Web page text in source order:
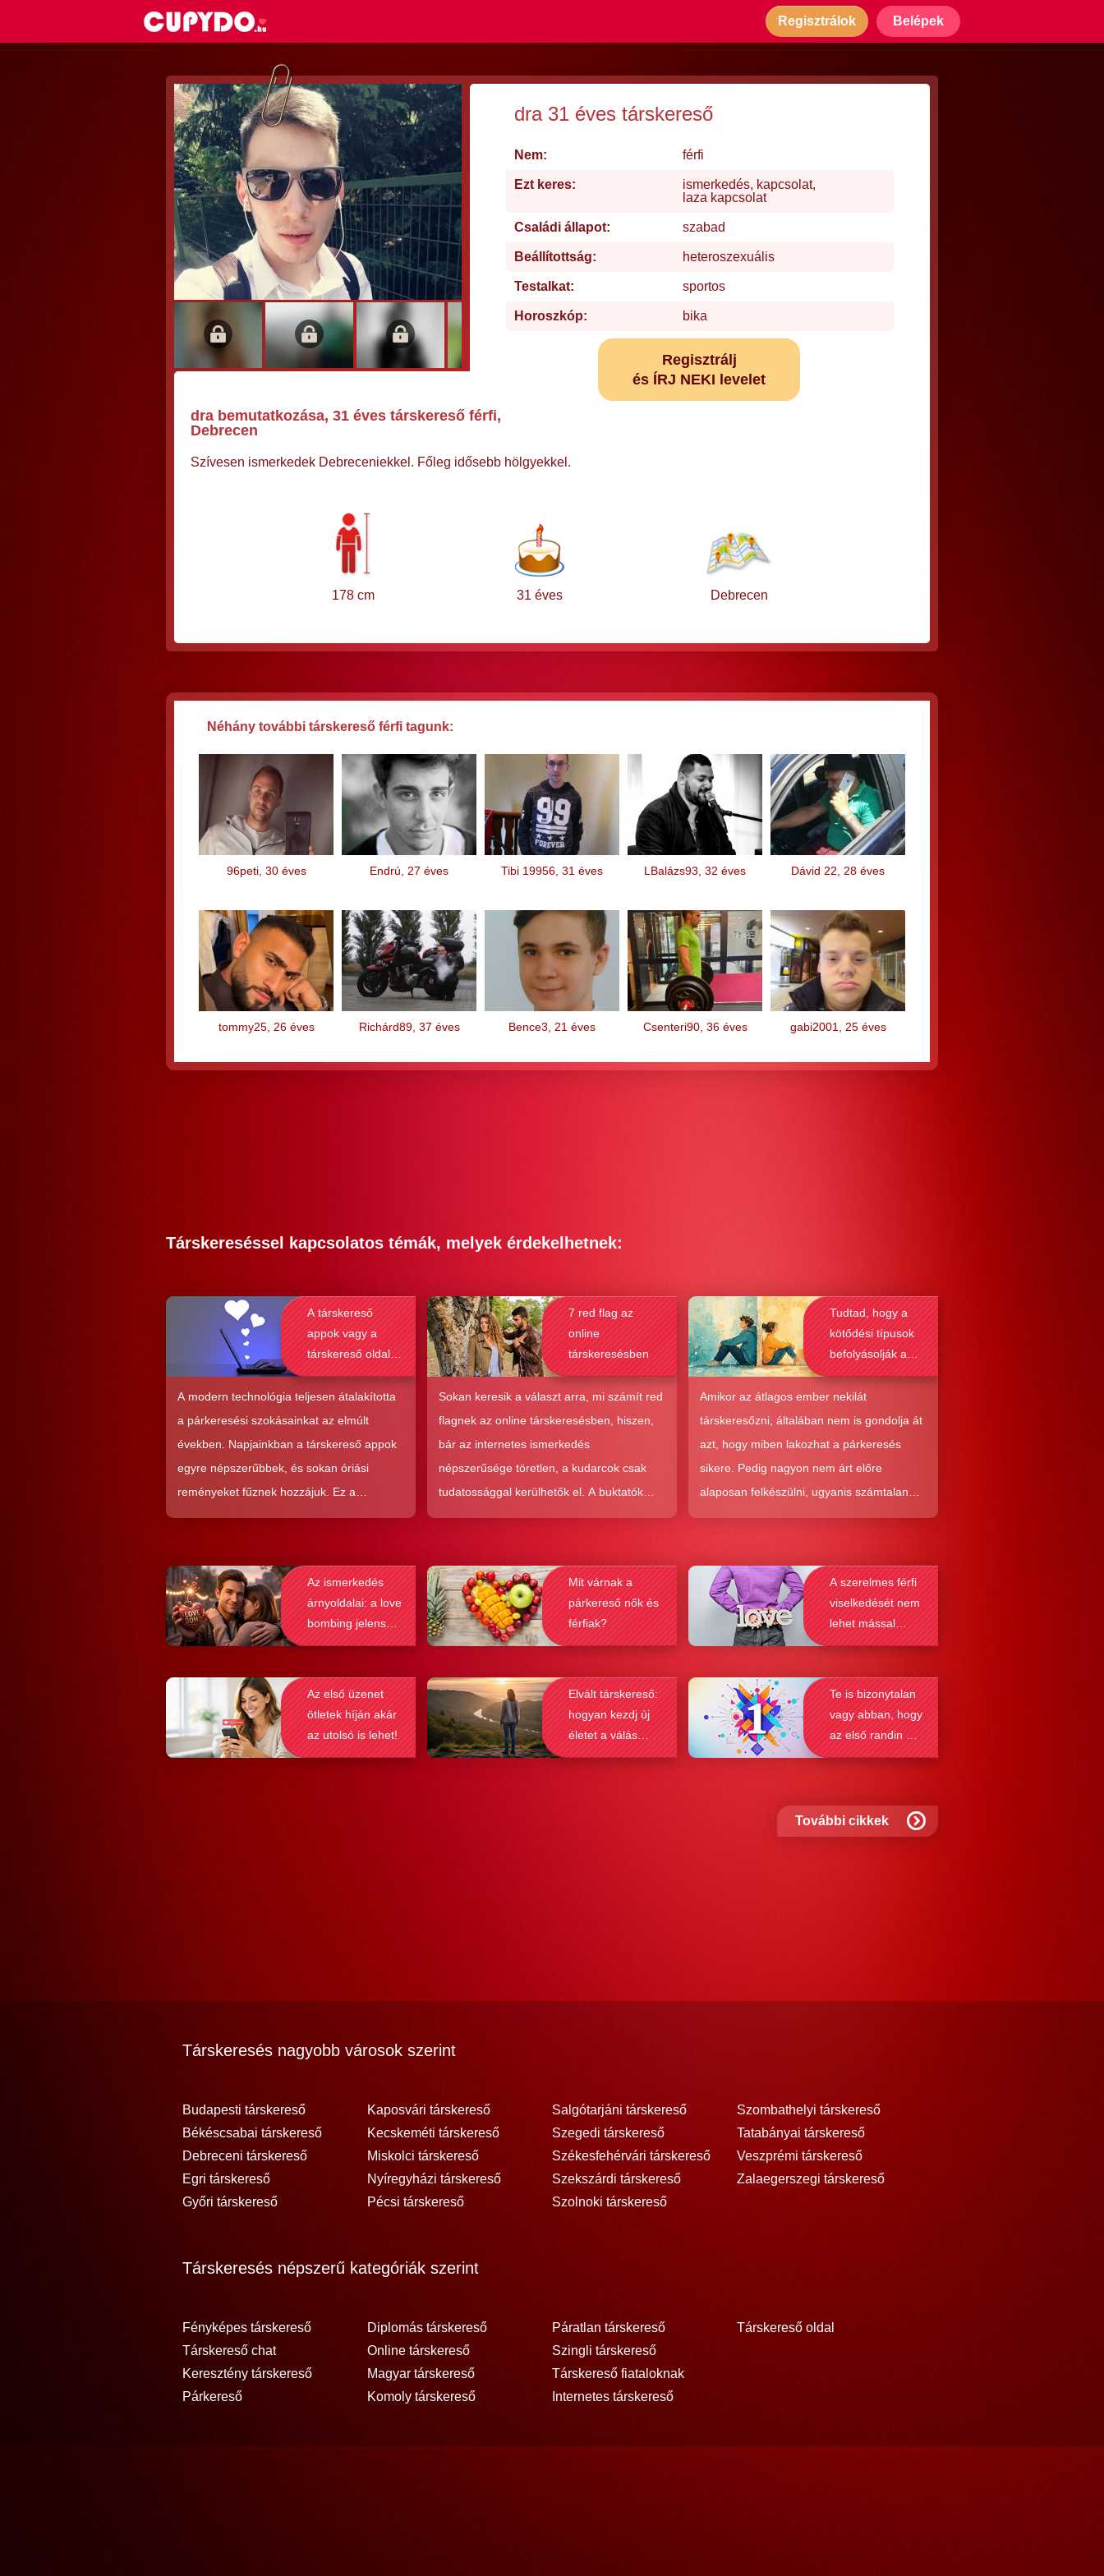
Regisztrálok Belépek
dra 31 éves társkereső
Nem: férfi
Ezt keres:
ismerkedés, kapcsolat,
laza kapcsolat
Családi állapot: szabad
Beállítottság: heteroszexuális
Testalkat: sportos
Horoszkóp: bika
Regisztrálj
és ÍRJ NEKI levelet
dra bemutatkozása, 31 éves társkereső férfi,
Debrecen
Szívesen ismerkedek Debreceniekkel. Főleg idősebb hölgyekkel.
178 cm 31 éves Debrecen
Néhány további társkereső férfi tagunk:
96peti, 30 éves Endrú, 27 éves Tibi 19956, 31 éves LBalázs93, 32 éves Dávid 22, 28 éves
tommy25, 26 éves Richárd89, 37 éves Bence3, 21 éves Csenteri90, 36 éves gabi2001, 25 éves
Társkereséssel kapcsolatos témák, melyek érdekelhetnek:
A társkereső
appok vagy a
társkereső oldalak
alkalmasabbak a
komoly kapcsolat
kialakításához?
A modern technológia teljesen átalakította
a párkeresési szokásainkat az elmúlt
években. Napjainkban a társkereső appok
egyre népszerűbbek, és sokan óriási
reményeket fűznek hozzájuk. Ez a
közkedveltség egyáltalán nem véletlen,
nagyon könnyen és gyorsan lehet sikereket
elérni a flörtölésben. A legfőbb kérdés
azonban az, hogy ezek az alkalmazások
valóban hozzásegítenek-e minket egy
7 red flag az
online
társkeresésben
Sokan keresik a választ arra, mi számít red
flagnek az online társkeresésben, hiszen,
bár az internetes ismerkedés
népszerűsége töretlen, a kudarcok csak
tudatossággal kerülhetők el. A buktatók
ellenére ez a társkeresési forma joggal
hatékonyság, amit ad, nehezen
felülmúlható.
Tudtad, hogy a
kötődési típusok
befolyásolják a
társkeresést is?
Amikor az átlagos ember nekilát
társkeresőzni, általában nem is gondolja át
azt, hogy miben lakozhat a párkeresés
sikere. Pedig nagyon nem árt előre
alaposan felkészülni, ugyanis számtalan
kudarctól képes megmenteni téged is az,
társkeresés működését, a párkapcsolatok
sikerének a receptjét, melyeket vizsgálva
bebizonyosodik, hogy a kötődési típusok
befolyásolják a társkeresést.
Az ismerkedés
árnyoldalai: a love
bombing jelenség
felismerése
Mit várnak a
párkereső nők és
férfiak?
A szerelmes férfi
viselkedését nem
lehet mással
összetéveszteni
Az első üzenet
ötletek híján akár
az utolsó is lehet!
Elvált társkereső:
hogyan kezdj új
életet a válás
után?
Te is bizonytalan
vagy abban, hogy
az első randin mit
szabad és mit
További cikkek
Társkeresés nagyobb városok szerint
Budapesti társkereső
Békéscsabai társkereső
Debreceni társkereső
Egri társkereső
Győri társkereső
Kaposvári társkereső
Kecskeméti társkereső
Miskolci társkereső
Nyíregyházi társkereső
Pécsi társkereső
Salgótarjáni társkereső
Szegedi társkereső
Székesfehérvári társkereső
Szekszárdi társkereső
Szolnoki társkereső
Szombathelyi társkereső
Tatabányai társkereső
Veszprémi társkereső
Zalaegerszegi társkereső
Társkeresés népszerű kategóriák szerint
Fényképes társkereső
Társkereső chat
Keresztény társkereső
Párkereső
Diplomás társkereső
Online társkereső
Magyar társkereső
Komoly társkereső
Páratlan társkereső
Szingli társkereső
Társkereső fiataloknak
Internetes társkereső
Társkereső oldal